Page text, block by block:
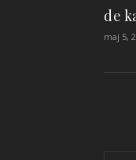
de
maj 5,